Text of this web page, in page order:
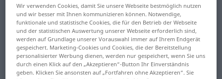
ideologisch ... ijkpunt
ijl ... IJsland
IJslands ... ijzersterk
ijzervreter ... immoreel
inlichtingendienst
inliggend ... inpakker
inpakpapier ... inruilen
inruimen ... insgelijks
Wir verwenden Cookies, damit Sie unsere Webseite bestmöglich nutzen
und wir besser mit Ihnen kommunizieren können. Notwendige,
funktionale und statistische Cookies, die für den Betrieb der Webseite
und der statistischen Auswertung unserer Webseite erforderlich sind,
werden auf Grundlage unserer Vorauswahl immer auf Ihrem Endgerät
gespeichert. Marketing-Cookies und Cookies, die der Bereitstellung
personalisierter Werbung dienen, werden nur gespeichert, wenn Sie uns
durch einen Klick auf den „Akzeptieren“-Button Ihr Einverständnis
geben. Klicken Sie ansonsten auf „Fortfahren ohne Akzeptieren“. Sie